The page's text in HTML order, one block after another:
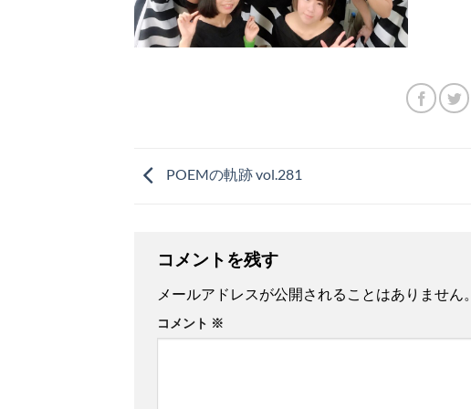
POEMの軌跡 vol.281
コメントを残す
メールアドレスが公開されることはありません。
コメント ※